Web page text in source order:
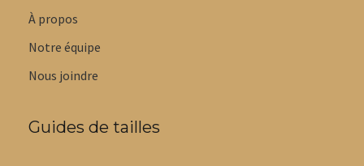
À propos
Notre équipe
Nous joindre
Guides de tailles